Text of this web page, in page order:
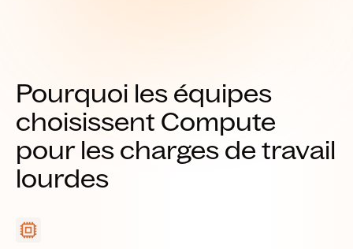
Pourquoi les équipes
choisissent Compute
pour les charges de travail
lourdes